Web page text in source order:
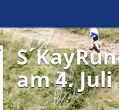
S´KayRun
am 4. Juli